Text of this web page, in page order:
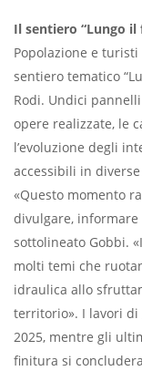
Il sentiero “Lungo il
Popolazione e
sentiero tematico
Rodi. Undici
opere realizzate, le
l’evoluzione degli
accessibili in
«Questo momento
divulgare, informare
sottolineato Gobbi.
molti temi che
idraulica allo
territorio». I lavori
2025, mentre gli
finitura si